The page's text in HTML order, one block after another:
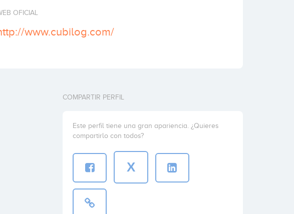
OFICIAL
www.cubilog.com/
COMPARTIR PERFIL
Este perfil tiene una gran apariencia. ¿Quieres
compartirlo con todos?
X